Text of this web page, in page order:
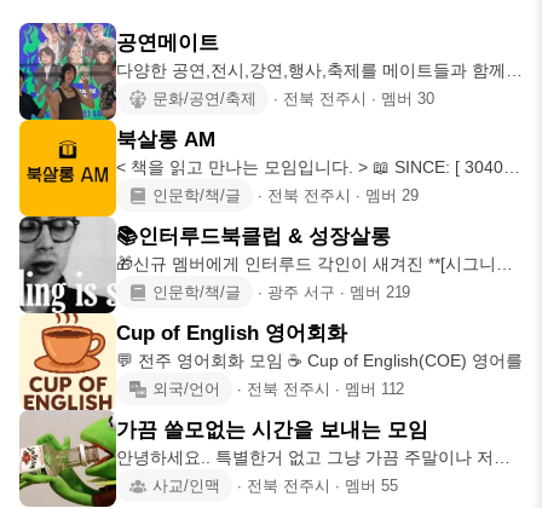
공연메이트
다양한 공연,전시,강연,행사,축제를 메이트들과 함께
문화,예술,취미를 즐
문화/공연/축제 ∙ 전북 전주시 ∙ 멤버 30
북살롱 AM
< 책을 읽고 만나는 모임입니다. > 📖 SINCE: [ 3040독
서
인문학/책/글 ∙ 전북 전주시 ∙ 멤버 29
📚인터루드북클럽 & 성장살롱
🎁신규 멤버에게 인터루드 각인이 새겨진 **[시그니처
우드 북마크]**가
인문학/책/글 ∙ 광주 서구 ∙ 멤버 219
Cup of English 영어회화
💬 전주 영어회화 모임 ☕️ Cup of English(COE) 영어를
외국/언어 ∙ 전북 전주시 ∙ 멤버 112
가끔 쓸모없는 시간을 보내는 모임
안녕하세요.. 특별한거 없고 그냥 가끔 주말이나 저녁
에 술이나 한잔 먹
사교/인맥 ∙ 전북 전주시 ∙ 멤버 55